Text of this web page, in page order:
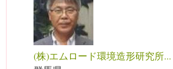
(株)エムロード環境造形研究所...